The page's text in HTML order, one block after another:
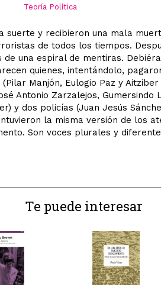
Teoría Política
suerte y recibieron una mala
de todos los tiempos.
de una espiral de mentiras.
quienes, intentándolo,
Manjón, Eulogio Paz y
Antonio Zarzalejos, Gumersindo
y dos policías (Juan Jesús
la misma versión de los
Son voces plurales y
Te puede interesar